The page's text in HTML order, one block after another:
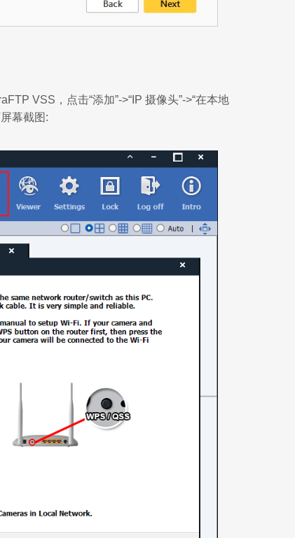
VSS，点击“添加”->“IP 摄像头”->“在本地
幕截图: